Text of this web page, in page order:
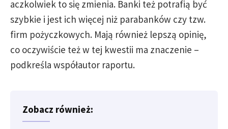
aczkolwiek to się zmienia. Banki też potrafią być
szybkie i jest ich więcej niż parabanków czy tzw.
firm pożyczkowych. Mają również lepszą opinię,
co oczywiście też w tej kwestii ma znaczenie –
podkreśla współautor raportu.
Zobacz również: